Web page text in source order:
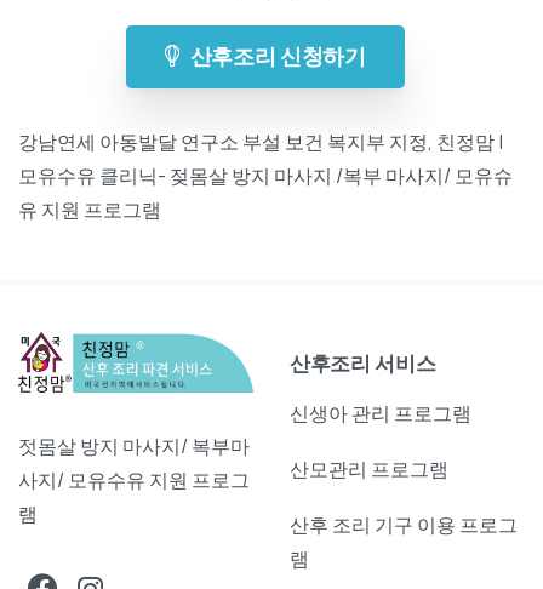
산후조리 신청하기
강남연세 아동발달 연구소 부설 보건 복지부 지정, 친정맘 |
모유수유 클리닉- 젖몸살 방지 마사지 /복부 마사지/ 모유슈
유 지원 프로그램
젓몸살 방지 마사지/ 복부마
사지/ 모유수유 지원 프로그
램
산후조리 서비스
신생아 관리 프로그램
산모관리 프로그램
산후 조리 기구 이용 프로그
램